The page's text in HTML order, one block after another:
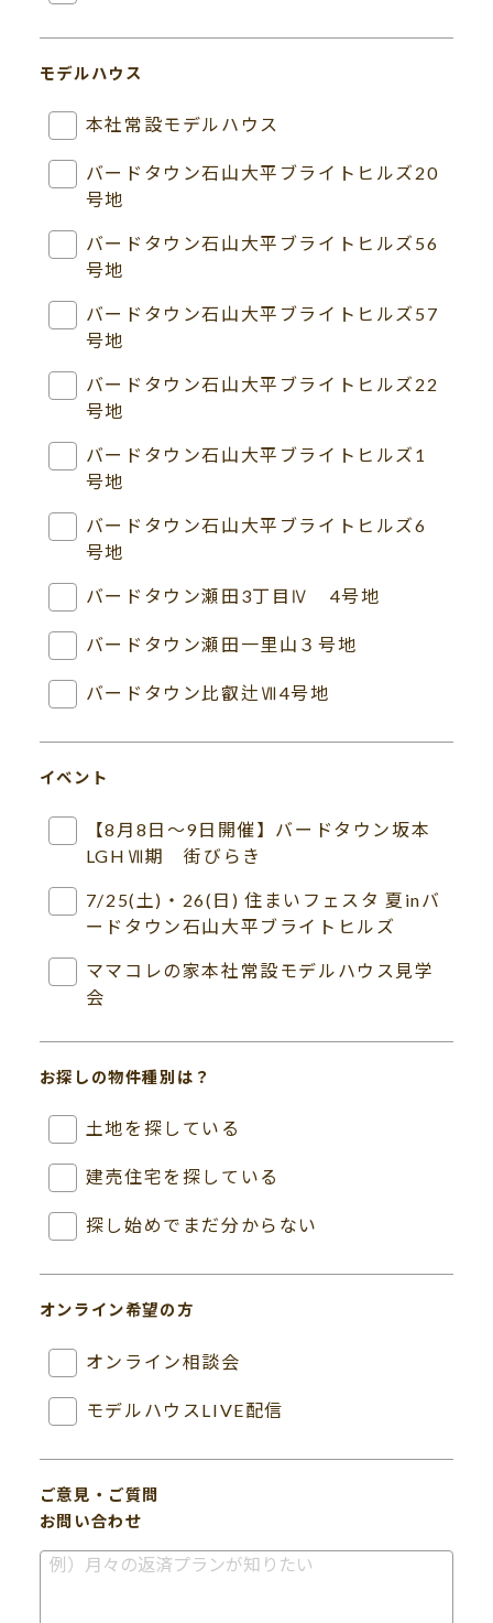
モデルハウス
本社常設モデルハウス
バードタウン石山大平ブライトヒルズ20
号地
バードタウン石山大平ブライトヒルズ56
号地
バードタウン石山大平ブライトヒルズ57
号地
バードタウン石山大平ブライトヒルズ22
号地
バードタウン石山大平ブライトヒルズ1
号地
バードタウン石山大平ブライトヒルズ6
号地
バードタウン瀬田3丁目Ⅳ 4号地
バードタウン瀬田一里山３号地
バードタウン比叡辻Ⅶ4号地
イベント
【8月8日～9日開催】バードタウン坂本
LGHⅦ期 街びらき
7/25(土)・26(日) 住まいフェスタ 夏inバ
ードタウン石山大平ブライトヒルズ
ママコレの家本社常設モデルハウス見学
会
お探しの物件種別は？
土地を探している
建売住宅を探している
探し始めでまだ分からない
オンライン希望の方
オンライン相談会
モデルハウスLIVE配信
ご意見・ご質問
お問い合わせ